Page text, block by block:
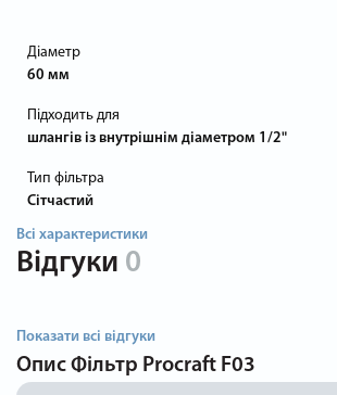
Діаметр
60 мм
Підходить для
шлангів із внутрішнім діаметром 1/2"
Тип фільтра
Сітчастий
Всі характеристики
Відгуки 0
Показати всі відгуки
Опис Фільтр Procraft F03